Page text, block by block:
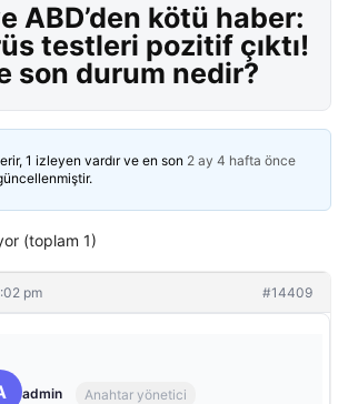
ABD’den kötü haber:
testleri pozitif çıktı!
son durum nedir?
1 izleyen vardır ve en son 2 ay 4 hafta önce
(toplam 1)
pm #14409
admin Anahtar yönetici